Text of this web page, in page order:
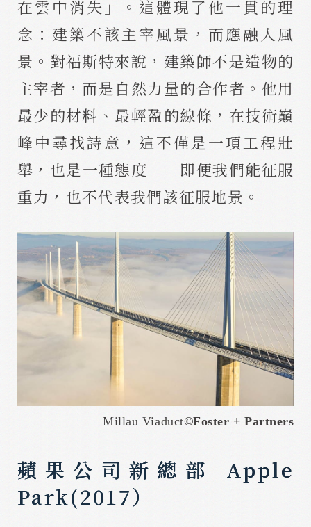
在雲中消失」。這體現了他一貫的理
念：建築不該主宰風景，而應融入風
景。對福斯特來說，建築師不是造物的
主宰者，而是自然力量的合作者。他用
最少的材料、最輕盈的線條，在技術巔
峰中尋找詩意，這不僅是一項工程壯
舉，也是一種態度──即便我們能征服
重力，也不代表我們該征服地景。
Millau Viaduct©Foster + Partners
蘋果公司新總部 Apple
Park(2017）